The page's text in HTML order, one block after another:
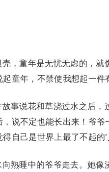
童年是无忧无虑的，就
童年，不禁使我想起一件
说花和草浇过水之后，
说不定也能长出来！爷爷
自己是世界上最了不起的’
睡中的爷爷走去。她像